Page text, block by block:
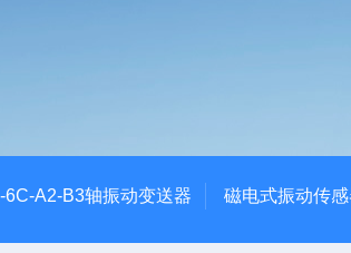
A2-B3轴振动变送器 磁电式振动传感